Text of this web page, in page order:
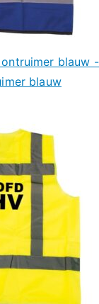
blauw -
blauw